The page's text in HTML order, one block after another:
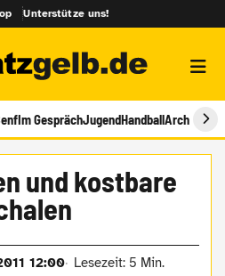
Unterstütze uns!
Im GesprächJugendHandballArchiv
und kostbare
12:00 Lesezeit: 5 Min.